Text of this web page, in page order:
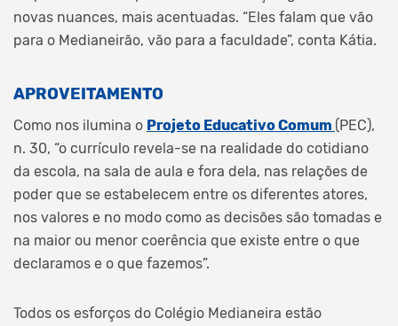
novas nuances, mais acentuadas. “Eles falam que vão
para o Medianeirão, vão para a faculdade”, conta Kátia.
APROVEITAMENTO
Como nos ilumina o Projeto Educativo Comum (PEC),
n. 30, “o currículo revela-se na realidade do cotidiano
da escola, na sala de aula e fora dela, nas relações de
poder que se estabelecem entre os diferentes atores,
nos valores e no modo como as decisões são tomadas e
na maior ou menor coerência que existe entre o que
declaramos e o que fazemos”.
Todos os esforços do Colégio Medianeira estão